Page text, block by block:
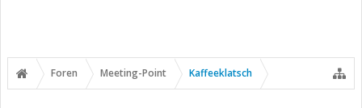
Foren Meeting-Point Kaffeeklatsch